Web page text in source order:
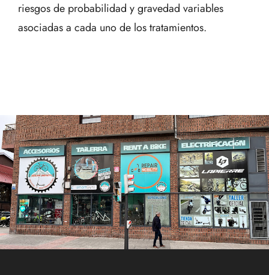
riesgos de probabilidad y gravedad variables
asociadas a cada uno de los tratamientos.